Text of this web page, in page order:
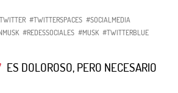
#TWITTERSPACES #SOCIALMEDIA
#REDESSOCIALES #MUSK #TWITTERBLUE
ES DOLOROSO, PERO NECESARIO